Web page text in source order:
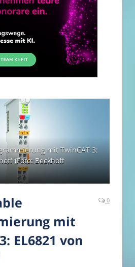
mit TwinCAT 3:
(Foto: Beckhoff
mit
EL6821 von
0